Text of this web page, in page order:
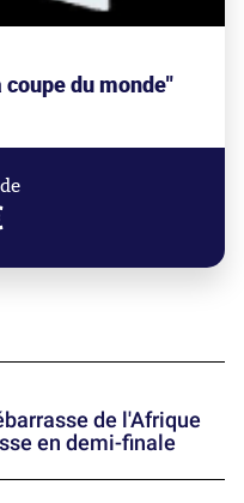
du monde"
de l'Afrique
en demi-finale